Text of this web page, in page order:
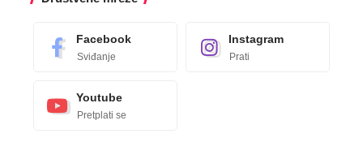
Facebook
Sviđanje
Instagram
Prati
Youtube
Pretplati se